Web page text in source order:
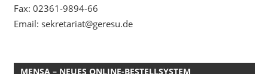
Fax: 02361-9894-66
Email: sekretariat@geresu.de
MENSA – NEUES ONLINE-BESTELLSYSTEM